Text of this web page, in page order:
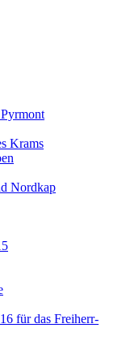
Krams
Nordkap
für das Freiherr-